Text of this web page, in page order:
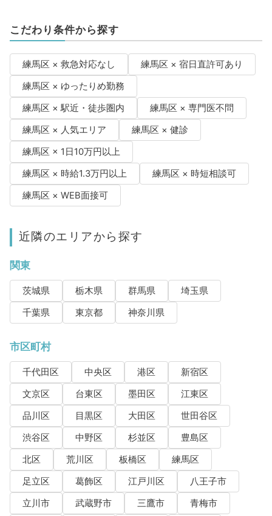
こだわり条件から探す
練馬区 × 救急対応なし
練馬区 × 宿日直許可あり
練馬区 × ゆったりめ勤務
練馬区 × 駅近・徒歩圏内
練馬区 × 専門医不問
練馬区 × 人気エリア
練馬区 × 健診
練馬区 × 1日10万円以上
練馬区 × 時給1.3万円以上
練馬区 × 時短相談可
練馬区 × WEB面接可
近隣のエリアから探す
関東
茨城県 栃木県 群馬県
埼玉県
千葉県
東京都 神奈川県
市区町村
千代田区 中央区 港区
新宿区
文京区
台東区 墨田区
江東区
品川区
目黒区 大田区
世田谷区
渋谷区
中野区 杉並区
豊島区
北区
荒川区 板橋区
練馬区
足立区
葛飾区 江戸川区
八王子市
立川市
武蔵野市 三鷹市
青梅市